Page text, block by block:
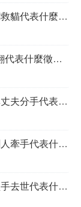
12 個夢見被拯救的解釋，夢到救貓代表什麼徵兆？
7 個​夢見翻車的解釋，夢到船翻代表什麼徵兆？
43 個夢見丈夫的解釋，夢到與丈夫分手代表什麼徵兆？
17 個夢見牽手的解釋，夢到別人牽手代表什麼徵兆？
23 個夢見歌手的解釋，夢到歌手去世代表什麼徵兆？